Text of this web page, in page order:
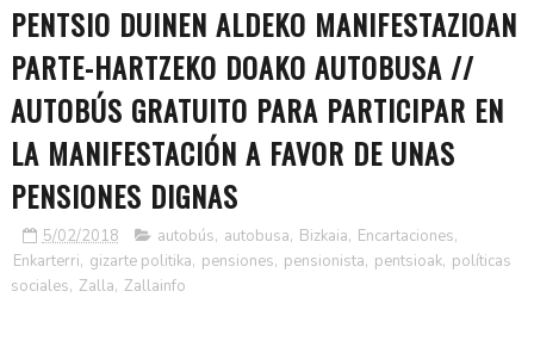
PENTSIO DUINEN ALDEKO MANIFESTAZIOAN
PARTE-HARTZEKO DOAKO AUTOBUSA //
AUTOBÚS GRATUITO PARA PARTICIPAR EN
LA MANIFESTACIÓN A FAVOR DE UNAS
PENSIONES DIGNAS
5/02/2018 autobús, autobusa, Bizkaia, Encartaciones,
Enkarterri, gizarte politika, pensiones, pensionista, pentsioak, políticas
sociales, Zalla, Zallainfo